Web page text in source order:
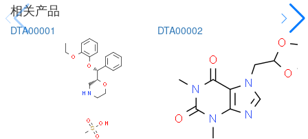
相关产品
DTA00001 DTA00002